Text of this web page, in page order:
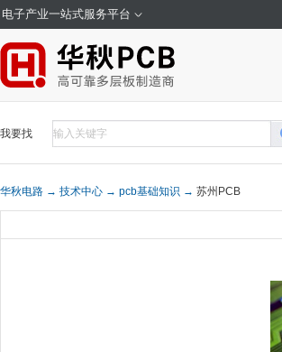
电子产业一站式服务平台
我要找
华秋电路 → 技术中心 → pcb基础知识 → 苏州PCB